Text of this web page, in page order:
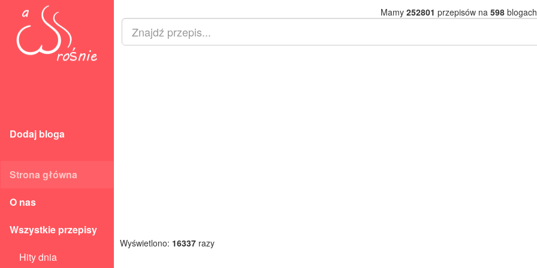
Dodaj bloga
Strona główna
O nas
Wszystkie przepisy
Hity dnia
Mamy 252801 przepisów na 598
Wyświetlono: 16337 razy